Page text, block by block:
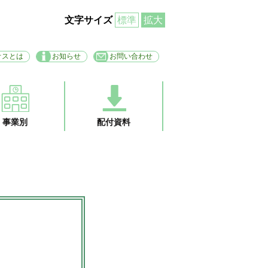
文字サイズ 標準 拡大
スとは お知らせ お問い合わせ
事業別 配付資料